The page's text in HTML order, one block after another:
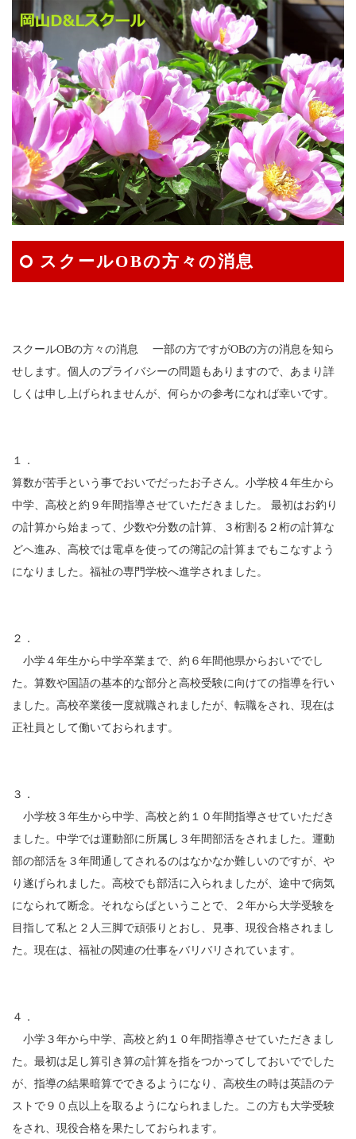
スクールOBの方々の消息
スクールOBの方々の消息 一部の方ですがOBの方の消息を知ら
せします。個人のプライバシーの問題もありますので、あまり詳
しくは申し上げられませんが、何らかの参考になれば幸いです。
１．
算数が苦手という事でおいでだったお子さん。小学校４年生から
中学、高校と約９年間指導させていただきました。 最初はお釣り
の計算から始まって、少数や分数の計算、３桁割る２桁の計算な
どへ進み、高校では電卓を使っての簿記の計算までもこなすよう
になりました。福祉の専門学校へ進学されました。
２．
小学４年生から中学卒業まで、約６年間他県からおいででし
た。算数や国語の基本的な部分と高校受験に向けての指導を行い
ました。高校卒業後一度就職されましたが、転職をされ、現在は
正社員として働いておられます。
３．
小学校３年生から中学、高校と約１０年間指導させていただき
ました。中学では運動部に所属し３年間部活をされました。運動
部の部活を３年間通してされるのはなかなか難しいのですが、や
り遂げられました。高校でも部活に入られましたが、途中で病気
になられて断念。それならばということで、２年から大学受験を
目指して私と２人三脚で頑張りとおし、見事、現役合格されまし
た。現在は、福祉の関連の仕事をバリバリされています。
４．
小学３年から中学、高校と約１０年間指導させていただきまし
た。最初は足し算引き算の計算を指をつかってしておいででした
が、指導の結果暗算でできるようになり、高校生の時は英語のテ
ストで９０点以上を取るようになられました。この方も大学受験
をされ、現役合格を果たしておられます。